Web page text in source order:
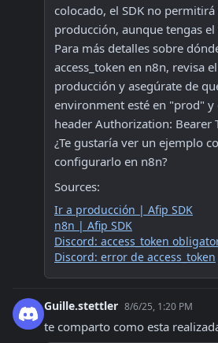
colocado, el SDK no
producción, aunque tengas
Para más detalles sobre
access_token en n8n, revisa
producción y asegúrate de
environment esté en "prod" y
header Authorization: Bearer
¿Te gustaría ver un ejemplo
configurarlo en n8n?
Sources:
Ir a producción | Afip SDK
n8n | Afip SDK
Discord: access_token
Discord: error de access_token
Guille.stettler 8/6/25, 1:20 PM
te comparto como esta